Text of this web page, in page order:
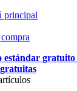
principal
estándar gratuito